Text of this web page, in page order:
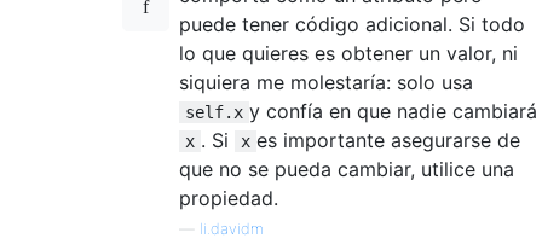
puede tener código adicional. Si todo
lo que quieres es obtener un valor, ni
siquiera me molestaría: solo usa
self.x y confía en que nadie cambiará
x . Si x es importante asegurarse de
que no se pueda cambiar, utilice una
propiedad.
li.davidm